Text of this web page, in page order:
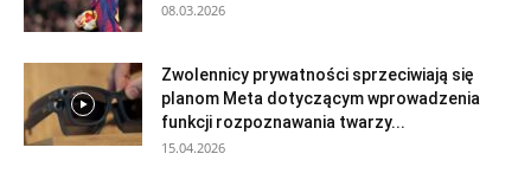
08.03.2026
Zwolennicy prywatności sprzeciwiają się
planom Meta dotyczącym wprowadzenia
funkcji rozpoznawania twarzy...
15.04.2026